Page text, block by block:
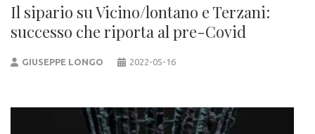
Il sipario su Vicino/lontano e Terzani:
successo che riporta al pre-Covid
GIUSEPPE LONGO 2022-05-16